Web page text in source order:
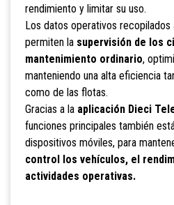
rendimiento y limitar su uso.
Los datos operativos recopilados
permiten la supervisión de los
mantenimiento ordinario,
manteniendo una alta eficiencia
como de las flotas.
Gracias a la aplicación Dieci
funciones principales también
dispositivos móviles, para
control los vehículos, el
actividades operativas.